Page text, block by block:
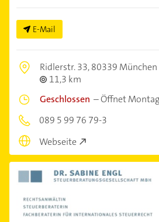
E-Mail
Ridlerstr. 33,80339 München
11,3 km
Geschlossen –Öffnet
089 5 99 76 79-3
Webseite